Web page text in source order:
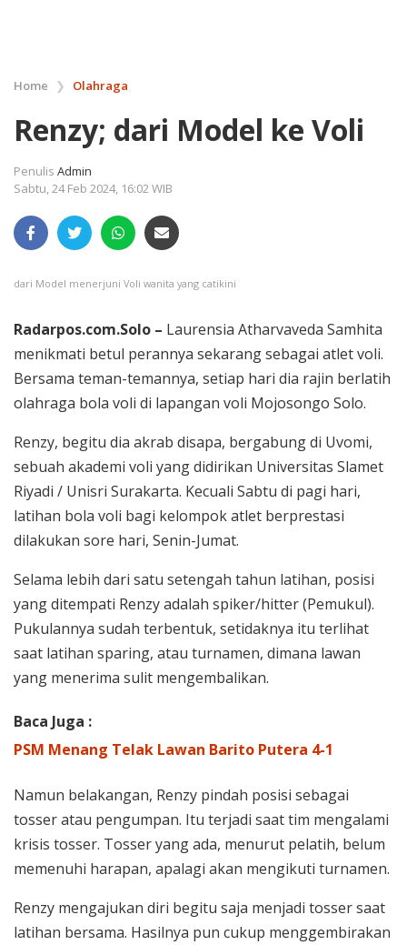
Home ❯ Olahraga
Renzy; dari Model ke Voli
Penulis Admin
Sabtu, 24 Feb 2024, 16:02 WIB
dari Model menerjuni Voli wanita yang catikini
Radarpos.com.Solo – Laurensia Atharvaveda Samhita
menikmati betul perannya sekarang sebagai atlet voli.
Bersama teman-temannya, setiap hari dia rajin berlatih
olahraga bola voli di lapangan voli Mojosongo Solo.
Renzy, begitu dia akrab disapa, bergabung di Uvomi,
sebuah akademi voli yang didirikan Universitas Slamet
Riyadi / Unisri Surakarta. Kecuali Sabtu di pagi hari,
latihan bola voli bagi kelompok atlet berprestasi
dilakukan sore hari, Senin-Jumat.
Selama lebih dari satu setengah tahun latihan, posisi
yang ditempati Renzy adalah spiker/hitter (Pemukul).
Pukulannya sudah terbentuk, setidaknya itu terlihat
saat latihan sparing, atau turnamen, dimana lawan
yang menerima sulit mengembalikan.
Baca Juga :
PSM Menang Telak Lawan Barito Putera 4-1
Namun belakangan, Renzy pindah posisi sebagai
tosser atau pengumpan. Itu terjadi saat tim mengalami
krisis tosser. Tosser yang ada, menurut pelatih, belum
memenuhi harapan, apalagi akan mengikuti turnamen.
Renzy mengajukan diri begitu saja menjadi tosser saat
latihan bersama. Hasilnya pun cukup menggembirakan